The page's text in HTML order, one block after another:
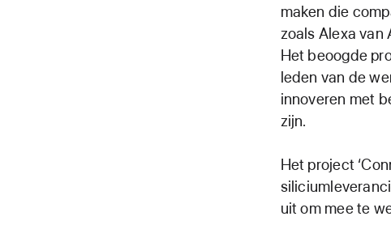
maken die
zoals Alexa van
Het beoogde
leden van de
innoveren met
zijn.
Het project
uit om mee te